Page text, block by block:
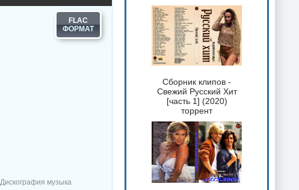
FLAC
музыка
Сборник клипов -
Свежий Русский Хит
[часть 1] (2020)
торрент